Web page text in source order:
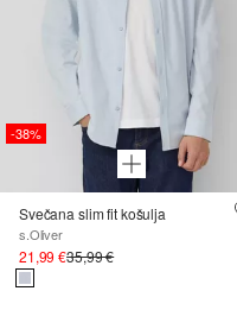
-38%
Svečana slim fit košulja
s.Oliver
21,99 €35,99 €